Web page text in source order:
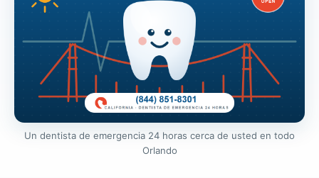
Un dentista de emergencia 24 horas cerca de usted en todo
Orlando